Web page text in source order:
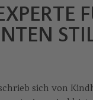
sich von